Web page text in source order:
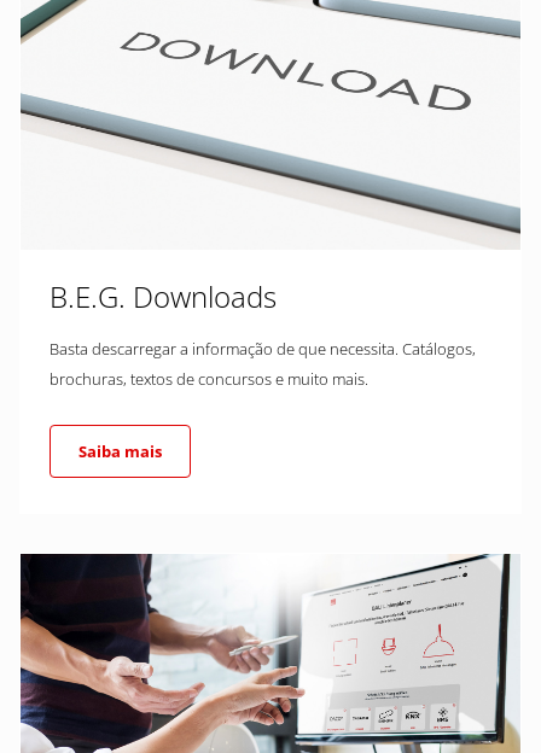
B.E.G. Downloads
Basta descarregar a informação de que necessita. Catálogos,
brochuras, textos de concursos e muito mais.
Saiba mais